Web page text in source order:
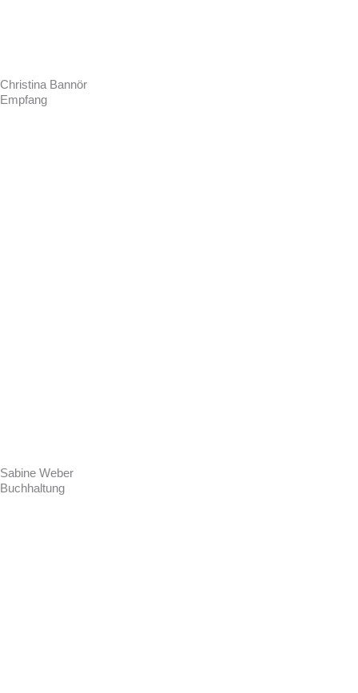
Christina Bannör
Empfang
Sabine Weber
Buchhaltung